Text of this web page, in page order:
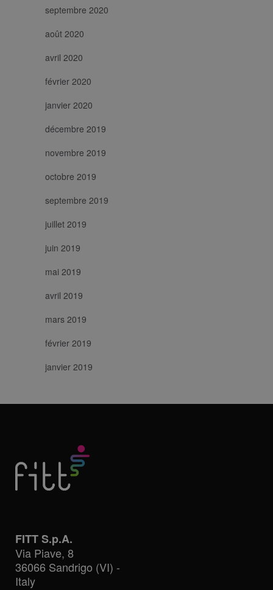
septembre 2020
août 2020
avril 2020
février 2020
janvier 2020
décembre 2019
novembre 2019
octobre 2019
septembre 2019
juillet 2019
juin 2019
mai 2019
avril 2019
mars 2019
février 2019
janvier 2019
FITT S.p.A.
Via Piave, 8
36066 Sandrigo (VI) -
Italy